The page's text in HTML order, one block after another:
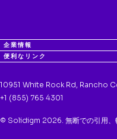
企業情報
便利なリンク
10951 White Rock Rd, Rancho
+1 (855) 765 4301
© Solidigm 2026. 無断での引用、